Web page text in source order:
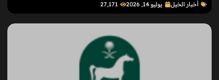
أخبار الخيل يوليو 14, 2026 27٬171